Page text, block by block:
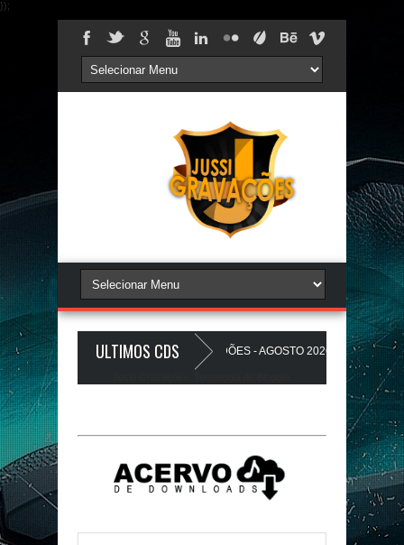
});
ULTIMOS CDS
17.0 - A PLAYLIST DOS PAREDÕES - AGOSTO 2026 - O ZeRo Um é
A Favela Ta Gostosa 5.0 - LANÇAMENTO - JUSSIGRAVACOES.com